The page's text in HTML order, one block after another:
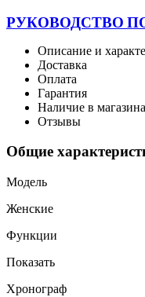
РУКОВОДСТВО
Описание и
Доставка
Оплата
Гарантия
Наличие в
Отзывы
Общие
Модель
Женские
Функции
Показать
Хронограф